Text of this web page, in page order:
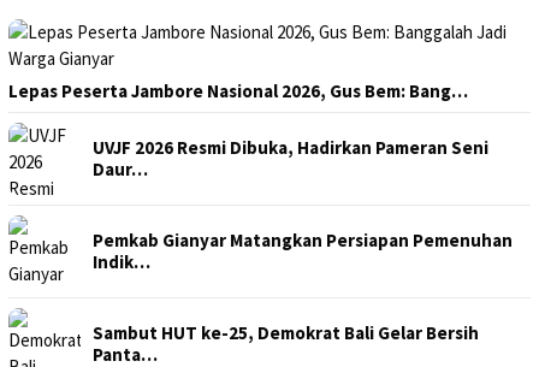
Lepas Peserta Jambore Nasional 2026, Gus Bem: Bang…
UVJF 2026 Resmi Dibuka, Hadirkan Pameran Seni
Daur…
Pemkab Gianyar Matangkan Persiapan Pemenuhan
Indik…
Sambut HUT ke-25, Demokrat Bali Gelar Bersih
Panta…